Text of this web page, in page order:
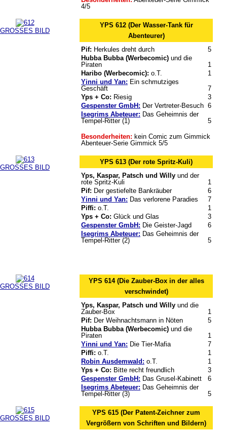
4/5
GROSSES BILD
YPS 612 (Der Wasser-Tank für
Abenteurer)
Pif: Herkules dreht durch
5
Hubba Bubba (Werbecomic) und die
Piraten
1
Haribo (Werbecomic): o.T.
1
Yinni und Yan: Ein schmutziges
Geschäft
7
Yps + Co: Riesig
3
Gespenster GmbH: Der Vertreter-Besuch 6
Isegrims Abeteuer: Das Geheimnis der
Tempel-Ritter (1)
5
Besonderheiten: kein Comic zum Gimmick
Abenteuer-Serie Gimmick 5/5
GROSSES BILD
YPS 613 (Der rote Spritz-Kuli)
Yps, Kaspar, Patsch und Willy und der
rote Spritz-Kuli
1
Pif: Der gestiefelte Bankräuber
6
Yinni und Yan: Das verlorene Paradies
7
Piffi: o.T.
1
Yps + Co: Glück und Glas
3
Gespenster GmbH: Die Geister-Jagd
6
Isegrims Abeteuer: Das Geheimnis der
Tempel-Ritter (2)
5
GROSSES BILD
YPS 614 (Die Zauber-Box in der alles
verschwindet)
Yps, Kaspar, Patsch und Willy und die
Zauber-Box
1
Pif: Der Weihnachtsmann in Nöten
5
Hubba Bubba (Werbecomic) und die
Piraten
1
Yinni und Yan: Die Tier-Mafia
7
Piffi: o.T.
1
Robin Ausdemwald: o.T.
1
Yps + Co: Bitte recht freundlich
3
Gespenster GmbH: Das Grusel-Kabinett
6
Isegrims Abeteuer: Das Geheimnis der
Tempel-Ritter (3)
5
GROSSES BILD
YPS 615 (Der Patent-Zeichner zum
Vergrößern von Schriften und Bildern)